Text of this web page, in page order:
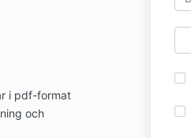
i pdf-format
och